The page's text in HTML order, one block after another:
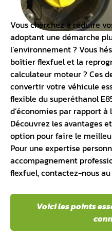
Vous cherchez à réduire
adoptant une démarche
l’environnement ? Vous
boîtier flexfuel et la
calculateur moteur? Ces
convertir votre véhicule
flexible dusuperéthanol
d’économies par rapport
Découvrez les avantages
option pour faire le
Pour une expertise
accompagnement
flexfuel, contactez-nous au
Voici les points